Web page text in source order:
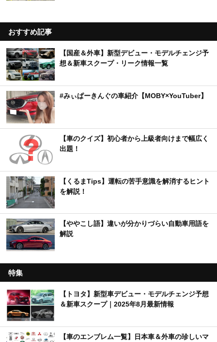
おすすめ記事
【国産＆外車】新型デビュー・モデルチェンジ予
想＆新車スクープ・リーク情報一覧
#みぃぱーきんぐの車紹介【MOBY×YouTuber】
【車のクイズ】初心者から上級者向けまで幅広く
出題！
【くるまTips】運転の苦手意識を解消するヒント
を解説！
【ややこし語】違いが分かりづらい自動車用語を
解説
特集
【トヨタ】新型車デビュー・モデルチェンジ予想
＆新車スクープ｜2025年8月最新情報
【車のエンブレム一覧】日本車＆外車の珍しいマ